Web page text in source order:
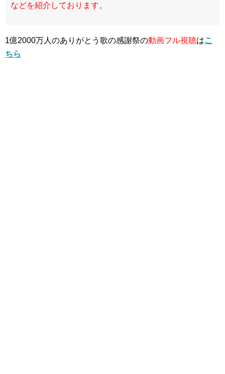
などを紹介しております。
1億2000万人のありがとう歌の感謝祭の動画フル視聴はこ
ちら